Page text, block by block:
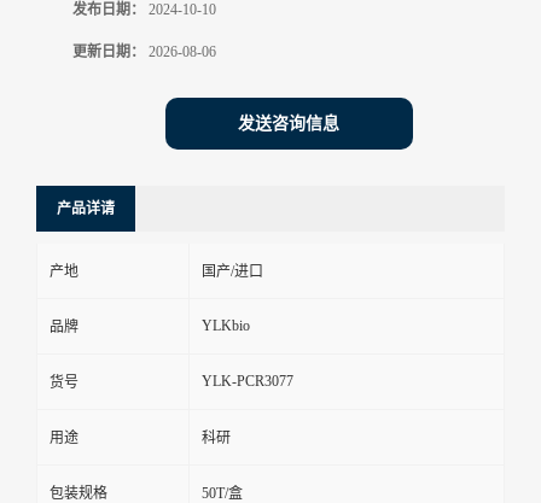
发布日期： 2024-10-10
更新日期： 2026-08-06
发送咨询信息
产品详请
产地 国产/进口
品牌 YLKbio
货号 YLK-PCR3077
用途 科研
包装规格 50T/盒